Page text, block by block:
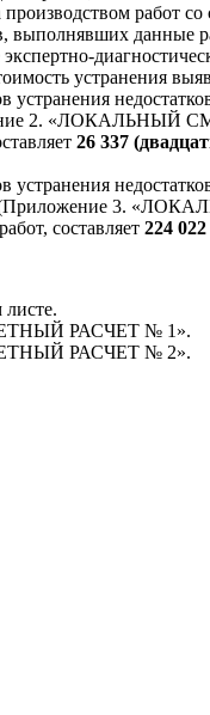
производством работ
выполнявших данные
устранения
устранения
2.
26 337
устранения
(Приложение 3.
составляет 224
РАСЧЕТ № 1».
РАСЧЕТ № 2».